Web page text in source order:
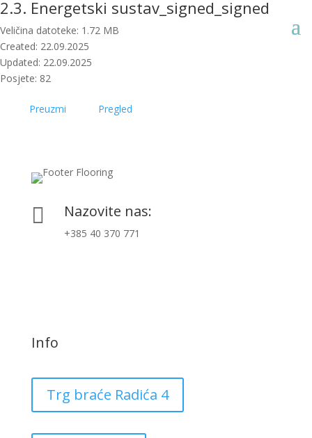
2.3. Energetski sustav_signed_signed
Veličina datoteke: 1.72 MB
Created: 22.09.2025
Updated: 22.09.2025
Posjete: 82
Preuzmi Pregled
 Nazovite nas:
+385 40 370 771
Info
Trg braće Radića 4